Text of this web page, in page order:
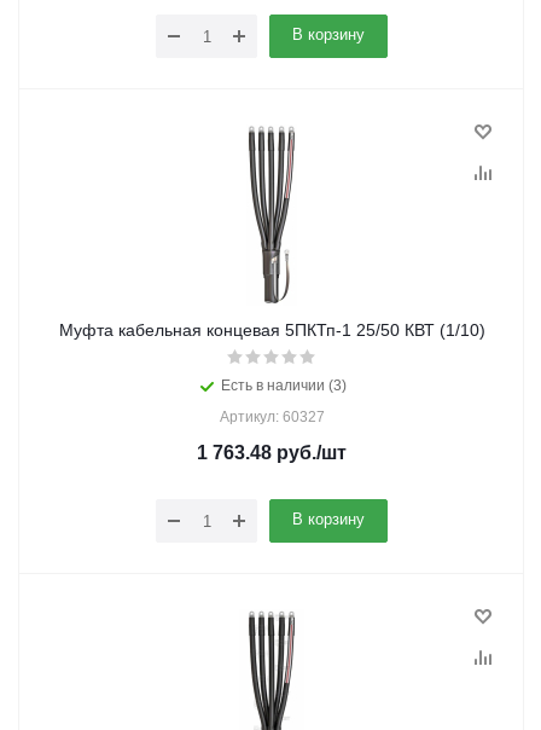
В корзину
Муфта кабельная концевая 5ПКТп-1 25/50 КВТ (1/10)
Есть в наличии (3)
Артикул: 60327
1 763.48 руб./шт
В корзину